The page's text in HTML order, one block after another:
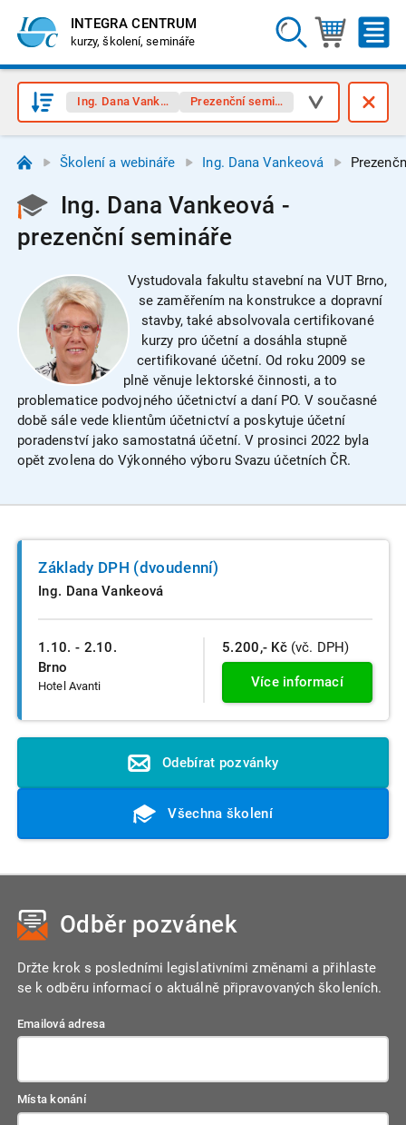
INTEGRA CENTRUM
kurzy, školení, semináře
Ing. Dana Vankeová Prezenční semináře
Školení a webináře Ing. Dana Vankeová
Ing. Dana Vankeová -
prezenční semináře
Vystudovala fakultu stavební na VUT Brno,
se zaměřením na konstrukce a dopravní
stavby, také absolvovala certifikované
kurzy pro účetní a dosáhla stupně
certifikované účetní. Od roku 2009 se
plně věnuje lektorské činnosti, a to
problematice podvojného účetnictví a daní PO. V současné
době sále vede klientům účetnictví a poskytuje účetní
poradenství jako samostatná účetní. V prosinci 2022 byla
opět zvolena do Výkonného výboru Svazu účetních ČR.
1.10. - 2.10.
Brno
Hotel Avanti
Základy DPH (dvoudenní)
Ing. Dana Vankeová
5.200,- Kč (vč. DPH)
Více informací
Odebírat pozvánky
Všechna školení
Odběr pozvánek
Držte krok s posledními legislativními změnami a přihlaste
se k odběru informací o aktuálně připravovaných školeních.
Emailová adresa
Místa konání